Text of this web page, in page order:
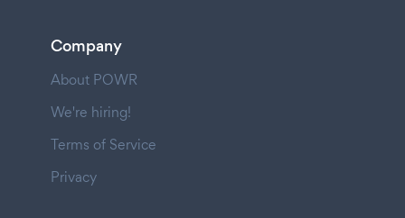
Company
About POWR
We're hiring!
Terms of Service
Privacy